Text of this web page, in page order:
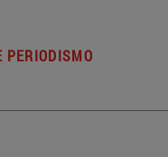
PERIODISMO